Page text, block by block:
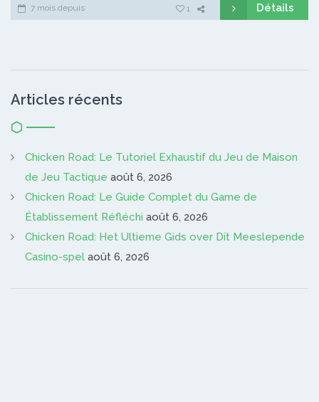
7 mois depuis 1 Détails
Articles récents
Chicken Road: Le Tutoriel Exhaustif du Jeu de Maison
de Jeu Tactique août 6, 2026
Chicken Road: Le Guide Complet du Game de
Établissement Réfléchi août 6, 2026
Chicken Road: Het Ultieme Gids over Dit Meeslepende
Casino-spel août 6, 2026